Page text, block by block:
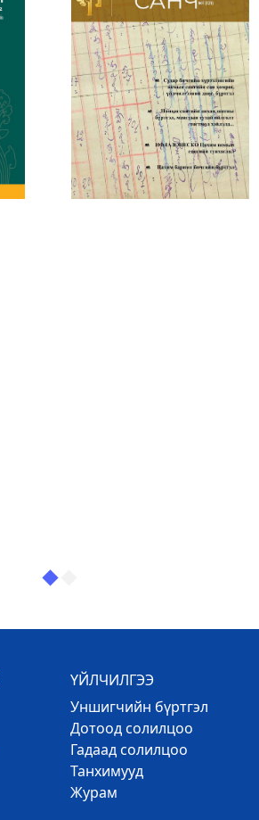
ҮЙЛЧИЛГЭЭ
Уншигчийн бүртгэл
Дотоод солилцоо
Гадаад солилцоо
Танхимууд
Журам